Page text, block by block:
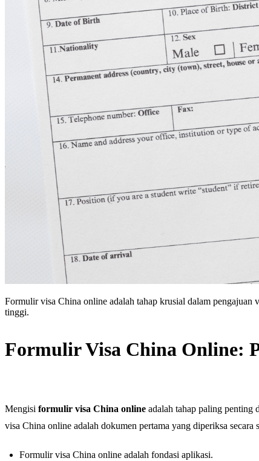
Formulir visa China online adalah tahap krusial dalam pengajuan
tinggi.
Formulir Visa China Online:
Mengisi formulir visa China online adalah tahap paling penting
visa China online adalah dokumen pertama yang diperiksa secara
Formulir visa China online adalah fondasi aplikasi.